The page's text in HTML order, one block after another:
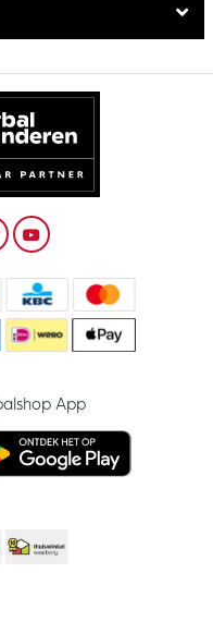
App